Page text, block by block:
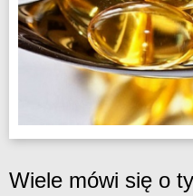
Wiele mówi się o